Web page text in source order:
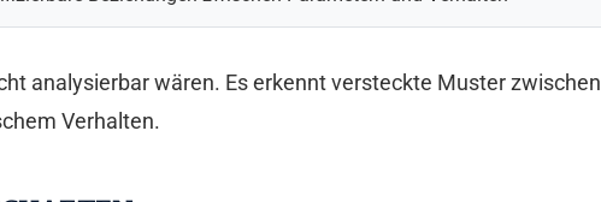
analysierbar wären. Es erkennt versteckte Muster zwischen
Verhalten.